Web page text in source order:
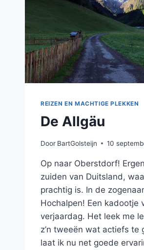
REIZEN EN MACHTIGE PLEKKEN
De Allgäu
Door BartGolsteijn 10
Op naar Oberstdorf!
zuiden van Duitsland,
prachtig is. In de
Hochalpen! Een kadootje
verjaardag. Het leek me
z’n tweeën wat actiefs te
laat ik nu net goede